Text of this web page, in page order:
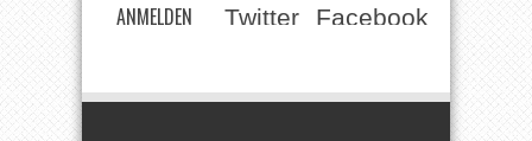
ANMELDEN Twitter Facebook